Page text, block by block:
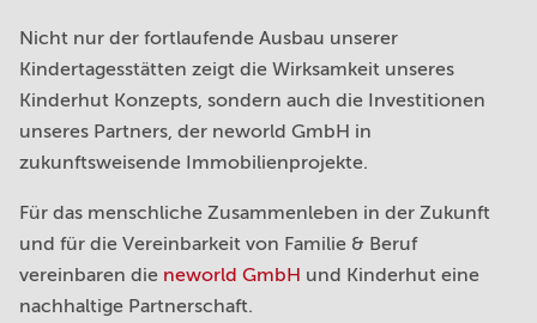
Familyteam
Bildungsräume
Ferienprogramm
Kontakt
Nicht nur der fortlaufende Ausbau unserer
Kindertagesstätten zeigt die Wirksamkeit unseres
Kinderhut Konzepts, sondern auch die Investitionen
unseres Partners, der neworld GmbH in
zukunftsweisende Immobilienprojekte.
Für das menschliche Zusammenleben in der Zukunft
und für die Vereinbarkeit von Familie & Beruf
vereinbaren die neworld GmbH und Kinderhut eine
nachhaltige Partnerschaft.